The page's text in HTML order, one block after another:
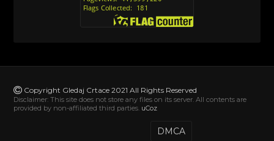
Alvin i veverice (Alvinnn!!! And the Chipmunks)
Sinhronizovano na Srpski
Avanture Mačka u čizmama (Sinhronizovano na
[78]
Abominable The Invisible (2022) Sinhronizovano
Copyright Gledaj Crtace 2021 All Rights Reserved
Disclaimer: This site does not store any files on its server. All contents are
provided by non-affiliated third parties. uCoz
DMCA